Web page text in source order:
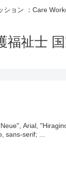
ション ：Care
福祉士
Arial,
sans-serif; ...